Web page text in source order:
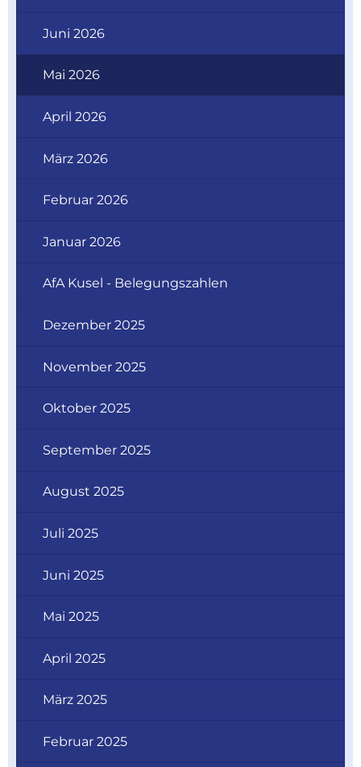
Juni 2026
Mai 2026
April 2026
März 2026
Februar 2026
Januar 2026
AfA Kusel - Belegungszahlen
Dezember 2025
November 2025
Oktober 2025
September 2025
August 2025
Juli 2025
Juni 2025
Mai 2025
April 2025
März 2025
Februar 2025